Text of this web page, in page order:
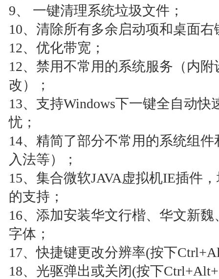
9、 一键清理系统垃圾文件；
10、清除所有多余启动项和桌面右
12、优化带宽；
12、禁用不常用的系统服务（内
改）；
13、支持Windows下一键全自动
忧；
14、精简了部分不常用的系统组
入法等）；
15、集合微软JAVA虚拟机IE插件
的支持；
16、添加安装华文行楷、华文新
字体；
17、快捷键更改分辨率(按下
18、光驱弹出或关闭(按下